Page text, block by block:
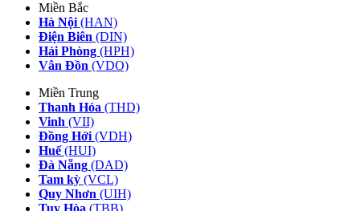
Miền Bắc
Hà Nội (HAN)
Điện Biên (DIN)
Hải Phòng (HPH)
Vân Đồn (VDO)
Miền Trung
Thanh Hóa (THD)
Vinh (VII)
Đồng Hới (VDH)
Huế(HUI)
Đà Nẵng (DAD)
Tam kỳ (VCL)
Quy Nhơn (UIH)